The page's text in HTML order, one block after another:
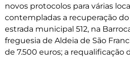
novos protocolos para várias
contempladas a recuperação
estrada municipal 512, na
freguesia de Aldeia de São
de 7.500 euros; a requalificação